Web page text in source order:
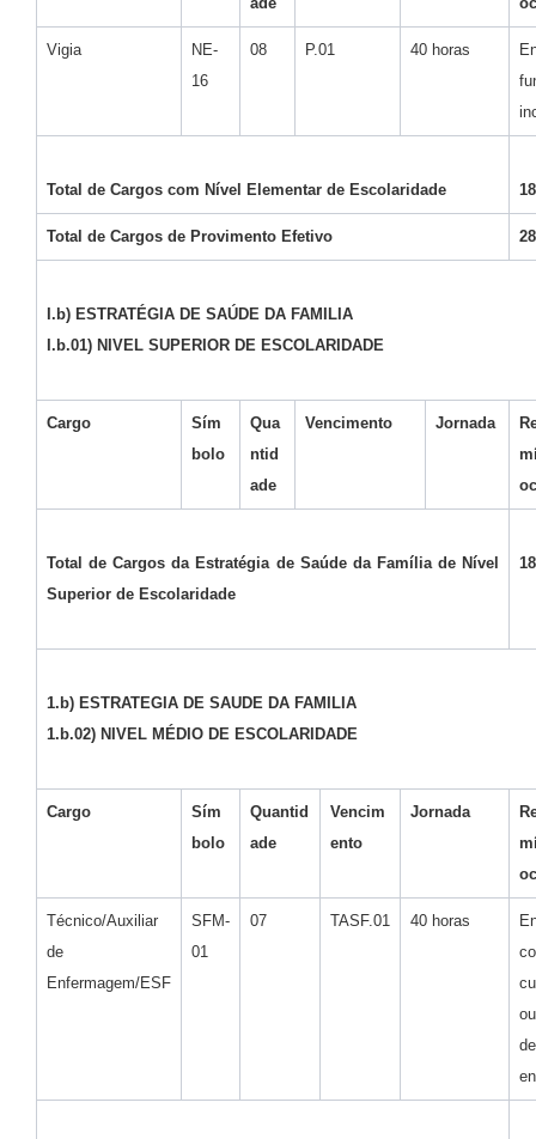
Vigia
NE-
16
08 P.01 40 horas
Total de Cargos com Nível Elementar de Escolaridade
Total de Cargos de Provimento Efetivo
I.b) ESTRATÉGIA DE SAÚDE DA FAMILIA
I.b.01) NIVEL SUPERIOR DE ESCOLARIDADE
Cargo
Sím
bolo
Qua
ntid
ade
Vencimento Jornada
Total de Cargos da Estratégia de Saúde da Família de Nível
Superior de Escolaridade
1.b) ESTRATEGIA DE SAUDE DA FAMILIA
1.b.02) NIVEL MÉDIO DE ESCOLARIDADE
Cargo
Sím
bolo
Quantid
ade
Vencim
ento
Jornada
Técnico/Auxiliar
de
Enfermagem/ESF
SFM-
01
07 TASF.01 40 horas
de